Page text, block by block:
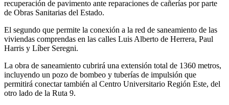
recuperación de pavimento ante reparaciones de cañerías por parte
de Obras Sanitarias del Estado.
El segundo que permite la conexión a la red de saneamiento de las
viviendas comprendas en las calles Luis Alberto de Herrera, Paul
Harris y Líber Seregni.
La obra de saneamiento cubrirá una extensión total de 1360 metros,
incluyendo un pozo de bombeo y tuberías de impulsión que
permitirá conectar también al Centro Universitario Región Este, del
otro lado de la Ruta 9.